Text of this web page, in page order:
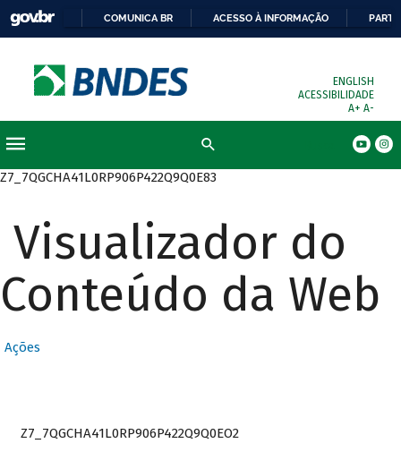
COMUNICA BR ACESSO À INFORMAÇÃO
ENGLISH
ACESSIBILIDADE
A+ A-
Z7_7QGCHA41L0RP906P422Q9Q0E83
Visualizador do
Conteúdo da Web
Ações
Z7_7QGCHA41L0RP906P422Q9Q0EO2